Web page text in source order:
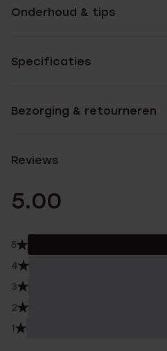
Onderhoud & tips
Specificaties
Bezorging & retourneren
Reviews
5.00
5
4
3
2
1